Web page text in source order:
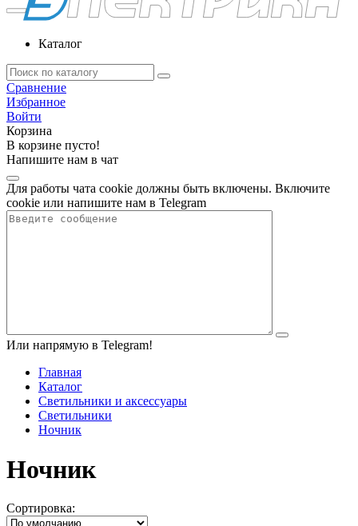
Каталог
Сравнение
Избранное
Войти
Корзина
В корзине пусто!
Напишите нам в чат
Для работы чата cookie должны быть включены. Включите
cookie или напишите нам в Telegram
Или напрямую в Telegram!
Главная
Каталог
Светильники и аксессуары
Светильники
Ночник
Ночник
Сортировка: